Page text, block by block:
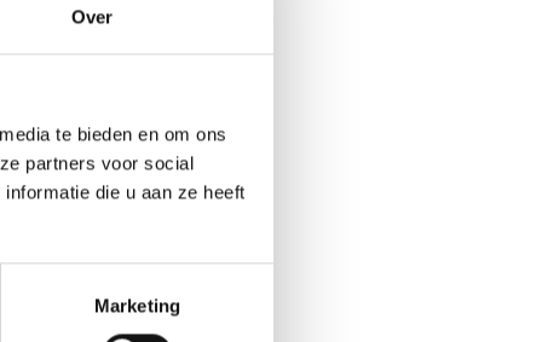
Over
te bieden en om ons
partners voor social
die u aan ze heeft
Marketing